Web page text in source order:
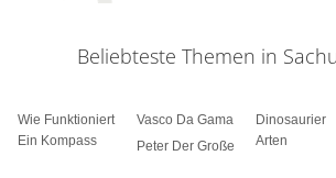
Beliebteste Themen in
Wie Funktioniert
Ein Kompass
Vasco Da Gama
Peter Der Große
Dinosaurier
Arten